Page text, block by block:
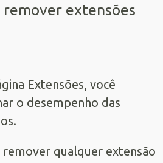
remover extensões
Extensões, você
o desempenho das
remover qualquer extensão